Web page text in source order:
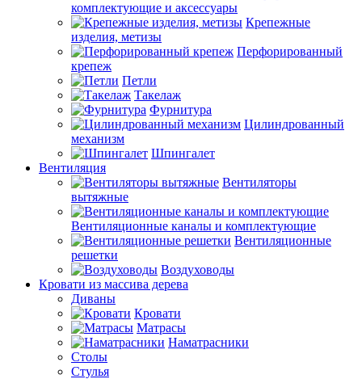
комплектующие и аксессуары
Крепежные
изделия, метизы
Перфорированный
крепеж
Петли
Такелаж
Фурнитура
Цилиндрованный
механизм
Шпингалет
Вентиляция
Вентиляторы
вытяжные
Вентиляционные каналы и комплектующие
Вентиляционные
решетки
Воздуховоды
Кровати из массива дерева
Диваны
Кровати
Матрасы
Наматрасники
Столы
Стулья